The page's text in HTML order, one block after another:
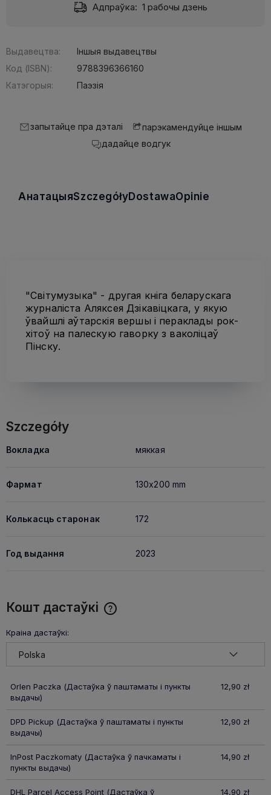
Адпраўка: 1 рабочы дзень
Выдавецтва:
Іншыя выдавецтвы
Код (ISBN):
9788396366160
Катэгорыя:
Паэзія
запытайце пра дэталі
парэкамендуйце іншым
дадайце водгук
АнатацыяSzczegółyDostawaOpinie
"Світумузыка" - другая кніга беларускага
журналіста Аляксея Дзікавіцкага, у якую
ўвайшлі аўтарскія вершы і пераклады рок-
хітоў на палескую гаворку з ваколіцаў
Пінску.
Szczegóły
Вокладка мяккая
Фармат 130x200 mm
Колькасць старонак 172
Год выдання 2023
Кошт дастаўкі
Краіна дастаўкі:
Orlen Paczka (Дастаўка ў паштаматы і пункты
выдачы)
12,90 zł
DPD Pickup (Дастаўка ў паштаматы і пункты
выдачы)
12,90 zł
InPost Paczkomaty(Дастаўка ў пачкаматы і
пункты выдачы)
14,90 zł
DHL Parcel Access Point(Дастаўка ў 14,90 zł